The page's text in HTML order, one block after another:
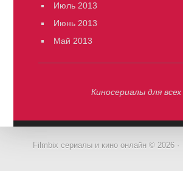
Июль 2013
Июнь 2013
Май 2013
Киносериалы для всех
Filmbix сериалы и кино онлайн © 2026 ·